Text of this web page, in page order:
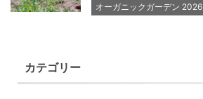
オーガニックガーデン 2026
カテゴリー